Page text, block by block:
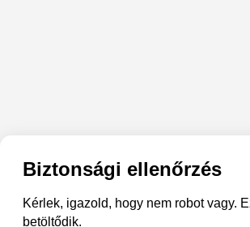
Biztonsági ellenőrzés
Kérlek, igazold, hogy nem robot vagy.
betöltődik.